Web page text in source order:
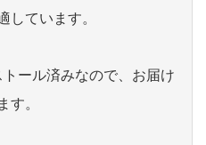
しています。
ール済みなので、お届け
。